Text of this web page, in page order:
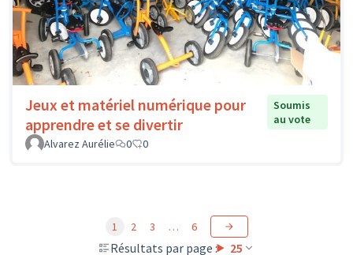
Jeux et matériel numérique pour
apprendre et se divertir
Soumis
au vote
Alvarez Aurélie
0 0
Résultats par page : 25
1 2 3 … 6